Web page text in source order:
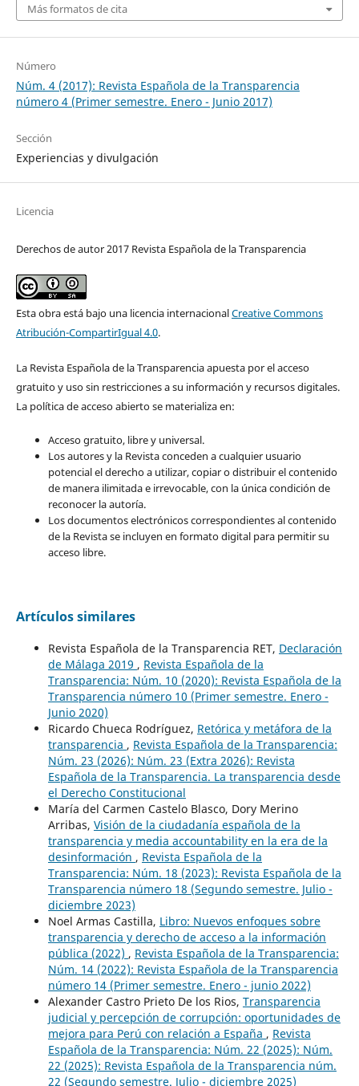
Más formatos de cita
Número
Núm. 4 (2017): Revista Española de la Transparencia
número 4 (Primer semestre. Enero - Junio 2017)
Sección
Experiencias y divulgación
Licencia
Derechos de autor 2017 Revista Española de la Transparencia
Esta obra está bajo una licencia internacionalCreative Commons
Atribución-CompartirIgual 4.0.
La Revista Española de la Transparencia apuesta por el acceso
gratuito y uso sin restricciones a su información y recursos digitales.
La política de acceso abierto se materializa en:
Acceso gratuito, libre y universal.
Los autores y la Revista conceden a cualquier usuario
potencial el derecho a utilizar, copiar o distribuir el contenido
de manera ilimitada e irrevocable, con la única condición de
reconocer la autoría.
Los documentos electrónicos correspondientes al contenido
de la Revista se incluyen en formato digital para permitir su
acceso libre.
Artículos similares
Revista Española de la Transparencia RET, Declaración
de Málaga 2019 , Revista Española de la
Transparencia: Núm. 10 (2020): Revista Española de la
Transparencia número 10 (Primer semestre. Enero -
Junio 2020)
Ricardo Chueca Rodríguez, Retórica y metáfora de la
transparencia , Revista Española de la Transparencia:
Núm. 23 (2026): Núm. 23 (Extra 2026): Revista
Española de la Transparencia. La transparencia desde
el Derecho Constitucional
María del Carmen Castelo Blasco, Dory Merino
Arribas, Visión de la ciudadanía española de la
transparencia y media accountability en la era de la
desinformación , Revista Española de la
Transparencia: Núm. 18 (2023): Revista Española de la
Transparencia número 18 (Segundo semestre. Julio -
diciembre 2023)
Noel Armas Castilla, Libro: Nuevos enfoques sobre
transparencia y derecho de acceso a la información
pública (2022) , Revista Española de la Transparencia:
Núm. 14 (2022): Revista Española de la Transparencia
número 14 (Primer semestre. Enero - junio 2022)
Alexander Castro Prieto De los Rios, Transparencia
judicial y percepción de corrupción: oportunidades de
mejora para Perú con relación a España , Revista
Española de la Transparencia: Núm. 22 (2025): Núm.
22 (2025): Revista Española de la Transparencia núm.
22 (Segundo semestre. Julio - diciembre 2025)